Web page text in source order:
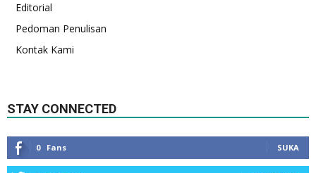
Editorial
Pedoman Penulisan
Kontak Kami
STAY CONNECTED
0 Fans SUKA